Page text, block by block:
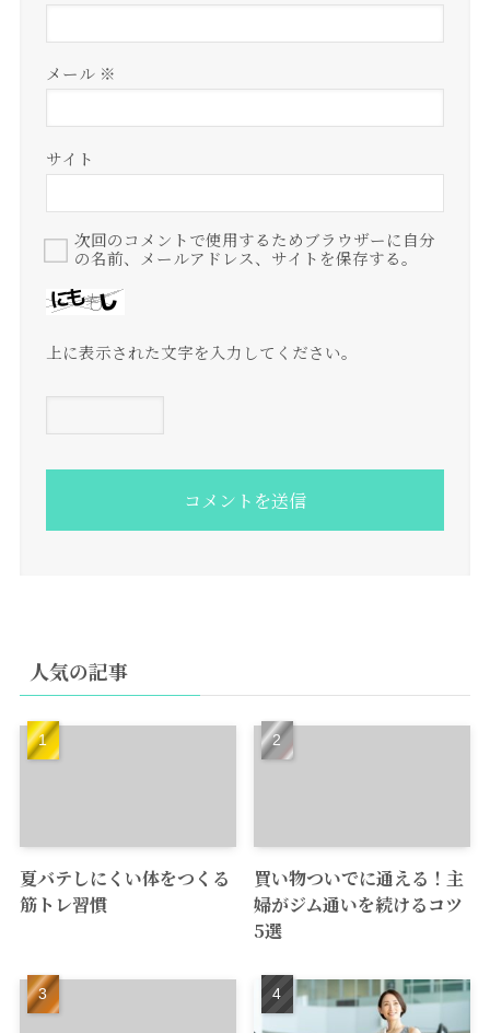
メール ※
サイト
次回のコメントで使用するためブラウザーに自分
の名前、メールアドレス、サイトを保存する。
上に表示された文字を入力してください。
人気の記事
夏バテしにくい体をつくる
筋トレ習慣
買い物ついでに通える！主
婦がジム通いを続けるコツ
5選